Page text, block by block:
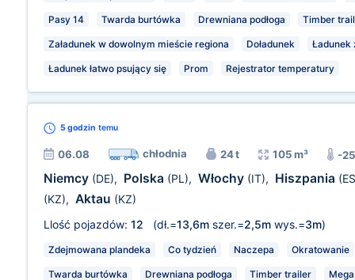
Pasy 14 Twarda burtówka Drewniana podłoga Timber
Załadunek w dowolnym mieście regiona Doładunek Ładunek
Ładunek łatwo psujący się Prom Rejestrator temperatury
5 godzin temu
06.08 chłodnia 24 t 105 m³ -
Niemcy (DE), Polska (PL), Włochy (IT), Hiszpania
(KZ), Aktau (KZ)
Llość pojazdów: 12 (dł.=13,6m szer.=2,5m wys.=3m)
Zdejmowana plandeka Co tydzień Naczepa Okratowanie
Twarda burtówka Drewniana podłoga Timber trailer Mega